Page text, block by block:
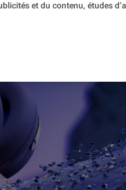
et du contenu, études